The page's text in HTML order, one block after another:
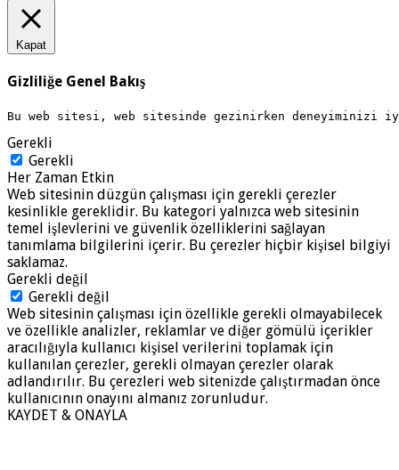
Kapat
Gizliliğe Genel Bakış
Bu web sitesi, web sitesinde gezinirken deneyiminizi
Gerekli
Gerekli
Her Zaman Etkin
Web sitesinin düzgün çalışması için gerekli çerezler
kesinlikle gereklidir. Bu kategori yalnızca web sitesinin
temel işlevlerini ve güvenlik özelliklerini sağlayan
tanımlama bilgilerini içerir. Bu çerezler hiçbir kişisel bilgiyi
saklamaz.
Gerekli değil
Gerekli değil
Web sitesinin çalışması için özellikle gerekli olmayabilecek
ve özellikle analizler, reklamlar ve diğer gömülü içerikler
aracılığıyla kullanıcı kişisel verilerini toplamak için
kullanılan çerezler, gerekli olmayan çerezler olarak
adlandırılır. Bu çerezleri web sitenizde çalıştırmadan önce
kullanıcının onayını almanız zorunludur.
KAYDET & ONAYLA